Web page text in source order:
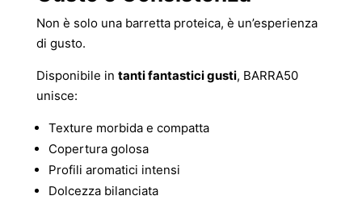
Non è solo una barretta proteica, è un’esperienza
di gusto.
Disponibile in tanti fantastici gusti, BARRA50
unisce:
Texture morbida e compatta
Copertura golosa
Profili aromatici intensi
Dolcezza bilanciata